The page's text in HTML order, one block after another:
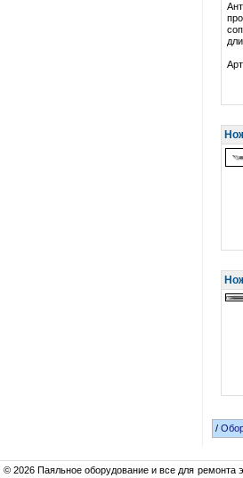
/
© 2026 Паяльное оборудование и все для ремонта